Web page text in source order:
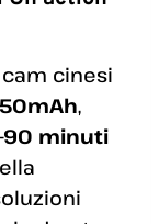
cinesi
,
90 minuti